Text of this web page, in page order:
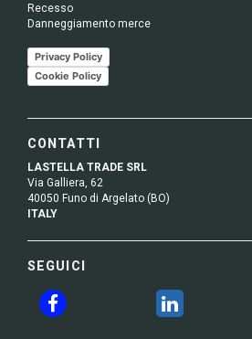
Recesso
Danneggiamento merce
Privacy Policy
Cookie Policy
CONTATTI
LASTELLA TRADE SRL
Via Galliera, 62
40050 Funo di Argelato (BO)
ITALY
SEGUICI